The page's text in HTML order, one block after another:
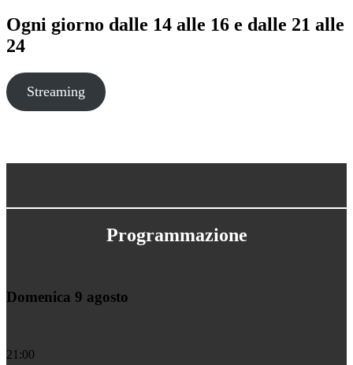
Ogni giorno dalle 14 alle 16 e dalle 21 alle
24
Streaming
Programmazione
Domenica 9 agosto
21:00